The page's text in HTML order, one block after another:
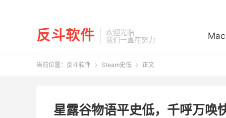
反斗软件
欢迎光临
我们一直在努力
Mac
当前位置： 反斗软件  Steam史低  正文
星露谷物语平史低，千呼万